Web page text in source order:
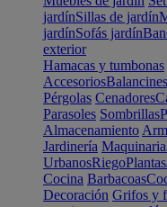
jardínSillas de jardín
jardínSofás jardín
exterior
Hamacas y tumbonas
AccesoriosBalancines
Pérgolas Cenadores
Parasoles Sombrillas
Almacenamiento
Jardinería Maquinaria
UrbanosRiegoPlantas
Cocina Barbacoas
Decoración Grifos y